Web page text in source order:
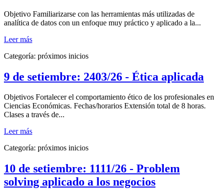
Objetivo Familiarizarse con las herramientas más utilizadas de
analítica de datos con un enfoque muy práctico y aplicado a la...
Leer más
Categoría: próximos inicios
9 de setiembre: 2403/26 - Ética aplicada
Objetivos Fortalecer el comportamiento ético de los profesionales en
Ciencias Económicas. Fechas/horarios Extensión total de 8 horas.
Clases a través de...
Leer más
Categoría: próximos inicios
10 de setiembre: 1111/26 - Problem
solving aplicado a los negocios